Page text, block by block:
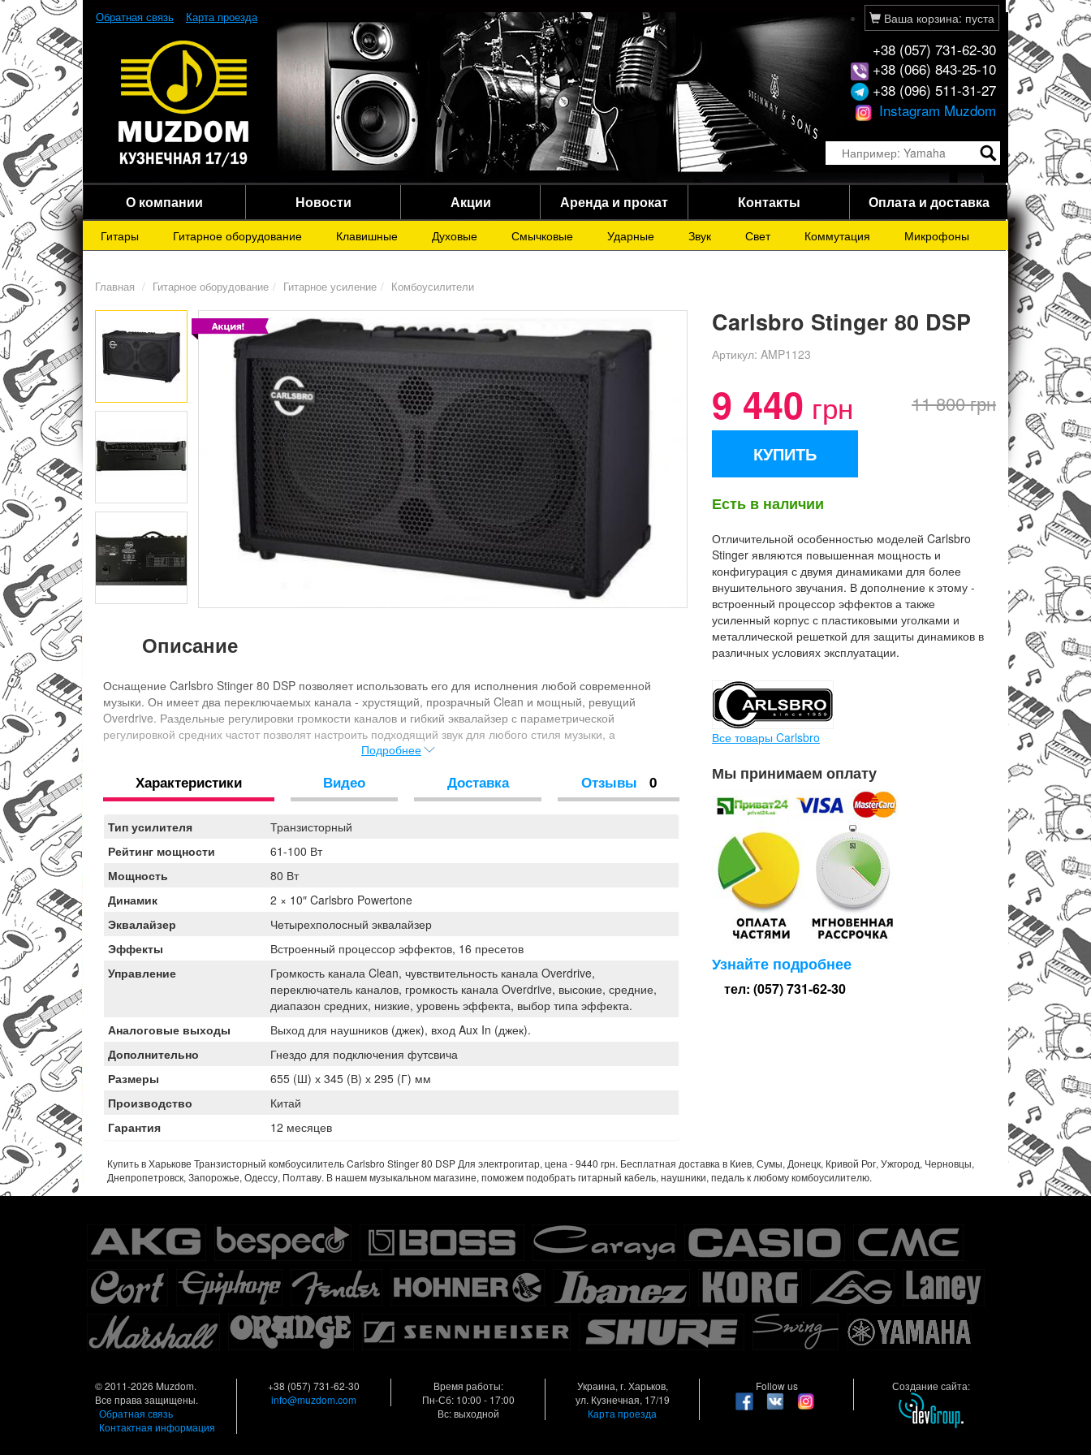
Обратная связь Карта проезда Ваша корзина: пуста
+38 (057) 731-62-30
+38 (066) 843-25-10
+38 (096) 511-31-27
Instagram Muzdom
О компании Новости Акции Аренда и прокат Контакты Оплата и доставка
Гитары Гитарное оборудование Клавишные Духовые Смычковые Ударные Звук Свет Коммутация Микрофоны
Главная Гитарное оборудование Гитарное усиление Комбоусилители
Описание
Оснащение Carlsbro Stinger 80 DSP позволяет использовать его для исполнения любой современной
музыки. Он имеет два переключаемых канала - хрустящий, прозрачный Clean и мощный, ревущий
Overdrive. Раздельные регулировки громкости каналов и гибкий эквалайзер с параметрической
регулировкой средних частот позволят настроить подходящий звук для любого стиля музыки, а
встроенный процессор эффектов с 16 пресетами украсит Ваше звучание на любой вкус. Серия Stinger
два 10" динамика Carlsbro Powertone при 80 Ватт выходной мощности. С таким зарядом Stingray 80DSP не
потеряется рядом с ударной установкой, ни на репетициях, ни на сцене. Упрочненная конструкция
внешнего источника и выход на наушники делают усилитель незаменимым для домашних занятий.
Подробнее
Характеристики Видео Доставка Отзывы 0
Тип усилителя
Транзисторный
Рейтинг мощности
61-100 Вт
Мощность
80 Вт
Динамик
2 × 10″ Carlsbro Powertone
Эквалайзер
Четырехполосный эквалайзер
Эффекты
Встроенный процессор эффектов, 16 пресетов
Управление
Громкость канала Clean, чувствительность канала Overdrive,
переключатель каналов, громкость канала Overdrive, высокие, средние,
диапазон средних, низкие, уровень эффекта, выбор типа эффекта.
Аналоговые выходы
Выход для наушников (джек), вход Aux In (джек).
Дополнительно
Гнездо для подключения футсвича
Размеры
655 (Ш) х 345 (В) х 295 (Г) мм
Производство
Китай
Гарантия
12 месяцев
Carlsbro Stinger 80 DSP
Артикул: AMP1123
9 440 грн 11 800 грн
КУПИТЬ
Есть в наличии
Отличительной особенностью моделей Carlsbro
Stinger являются повышенная мощность и
конфигурация с двумя динамиками для более
внушительного звучания. В дополнение к этому -
встроенный процессор эффектов а также
усиленный корпус с пластиковыми уголками и
металлической решеткой для защиты динамиков в
различных условиях эксплуатации.
Все товары Carlsbro
Мы принимаем оплату
Узнайте подробнее
тел: (057) 731-62-30
Купить в Харькове Транзисторный комбоусилитель Carlsbro Stinger 80 DSP Для электрогитар, цена - 9440 грн. Бесплатная доставка в Киев, Сумы, Донецк, Кривой Рог, Ужгород, Черновцы,
Днепропетровск, Запорожье, Одессу, Полтаву. В нашем музыкальном магазине, поможем подобрать гитарный кабель, наушники, педаль к любому комбоусилителю.
© 2011-2026 Muzdom.
Все права защищены.
Обратная связь
Контактная информация
+38 (057) 731-62-30
info@muzdom.com
Время работы:
Пн-Сб: 10:00 - 17:00
Вс: выходной
Украина, г. Харьков,
ул. Кузнечная, 17/19
Карта проезда
Follow us Создание сайта: